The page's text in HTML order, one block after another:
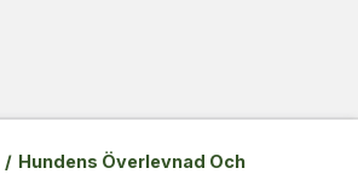
/ Hundens Överlevnad Och